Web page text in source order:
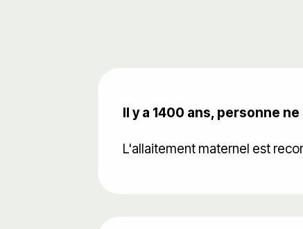
Il y a 1400 ans, personne
L'allaitement maternel est